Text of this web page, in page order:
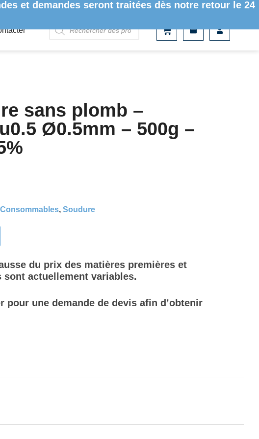
et demandes seront traitées dès notre retour le 24
sans plomb –
Ø0.5mm – 500g –
Consommables, Soudure
du prix des matières premières et
actuellement variables.
pour une demande de devis afin d’obtenir